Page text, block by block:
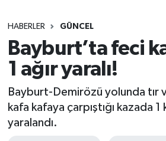
HABERLER GÜNCEL
Bayburt’ta feci
1 ağır yaralı!
Bayburt-Demirözü yolunda tır
kafa kafaya çarpıştığı kazada 1
yaralandı.
Süper Lig Puan Durumu ve
Tüm Manşetler
Son Dakika Haberleri